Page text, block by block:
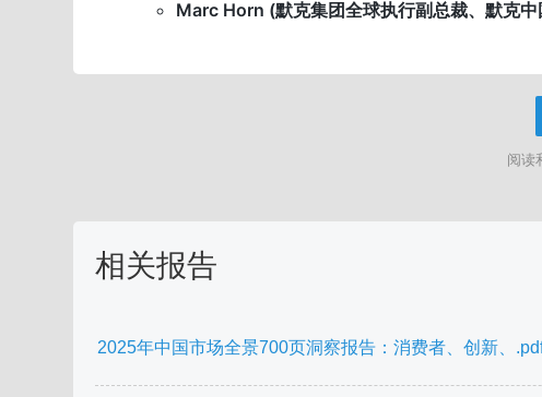
Marc Horn (默克集团全球执行副总裁、默克中
阅读
相关报告
2025年中国市场全景700页洞察报告：消费者、创新、